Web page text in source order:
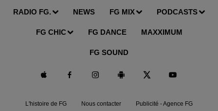
RADIO FG. NEWS FG MIX PODCASTS
FG CHIC FG DANCE MAXXIMUM
FG SOUND
L'histoire de FG Nous contacter Publicité - Agence FG